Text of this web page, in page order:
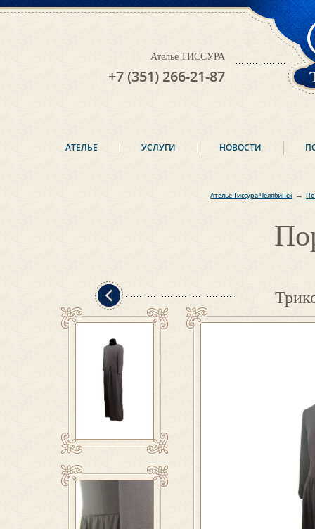
Ателье Тиссура Челябинск →
Ателье ТИССУРА
+7 (351) 266-21-87
АТЕЛЬЕ УСЛУГИ НОВОСТИ